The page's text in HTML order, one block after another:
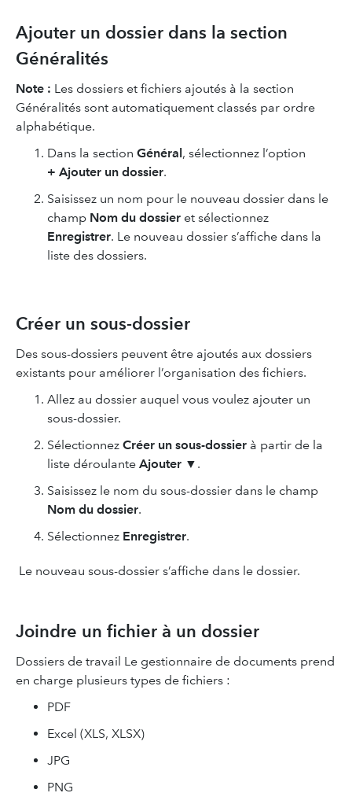
Ajouter un dossier dans la section
Généralités
Note : Les dossiers et fichiers ajoutés à la section
Généralités sont automatiquement classés par ordre
alphabétique.
Dans la section Général , sélectionnez l’option
+ Ajouter un dossier.
Saisissez un nom pour le nouveau dossier dans le
champ Nom du dossier et sélectionnez
Enregistrer. Le nouveau dossier s’affiche dans la
liste des dossiers.
Créer un sous-dossier
Des sous-dossiers peuvent être ajoutés aux dossiers
existants pour améliorer l’organisation des fichiers.
Allez au dossier auquel vous voulez ajouter un
sous-dossier.
Sélectionnez Créer un sous-dossier à partir de la
liste déroulante Ajouter ▼.
Saisissez le nom du sous-dossier dans le champ
Nom du dossier.
Sélectionnez Enregistrer.
Le nouveau sous-dossier s’affiche dans le dossier.
Joindre un fichier à un dossier
Dossiers de travail Le gestionnaire de documents prend
en charge plusieurs types de fichiers :
PDF
Excel (XLS, XLSX)
JPG
PNG